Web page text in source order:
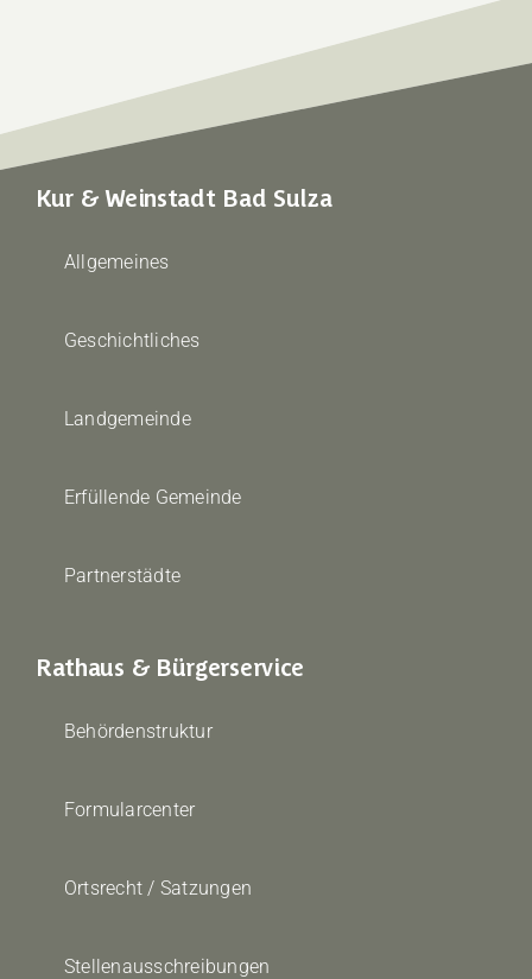
Kur & Weinstadt Bad Sulza
Allgemeines
Geschichtliches
Landgemeinde
Erfüllende Gemeinde
Partnerstädte
Rathaus & Bürgerservice
Behördenstruktur
Formularcenter
Ortsrecht / Satzungen
Stellenausschreibungen